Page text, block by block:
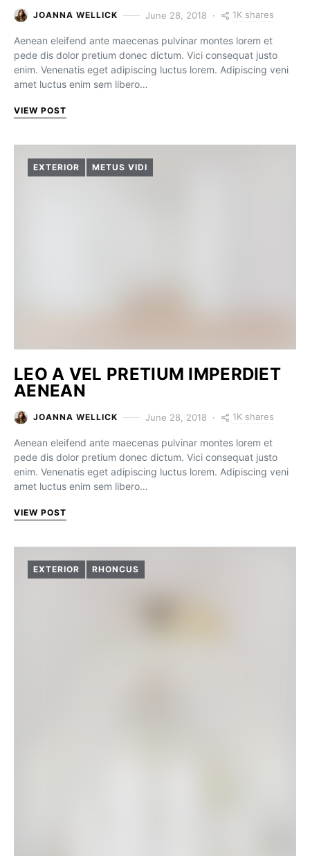
JOANNA WELLICK June 28, 2018 1K shares
Aenean eleifend ante maecenas pulvinar montes lorem et
pede dis dolor pretium donec dictum. Vici consequat justo
enim. Venenatis eget adipiscing luctus lorem. Adipiscing veni
amet luctus enim sem libero…
VIEW POST
EXTERIOR METUS VIDI
LEO A VEL PRETIUM IMPERDIET
AENEAN
JOANNA WELLICK June 28, 2018 1K shares
Aenean eleifend ante maecenas pulvinar montes lorem et
pede dis dolor pretium donec dictum. Vici consequat justo
enim. Venenatis eget adipiscing luctus lorem. Adipiscing veni
amet luctus enim sem libero…
VIEW POST
EXTERIOR RHONCUS